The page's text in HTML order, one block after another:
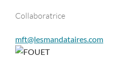
Collaboratrice
mft@lesmandataires.com